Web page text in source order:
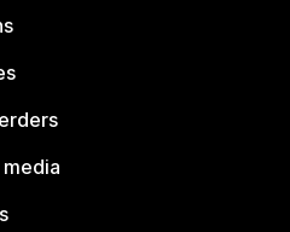
media